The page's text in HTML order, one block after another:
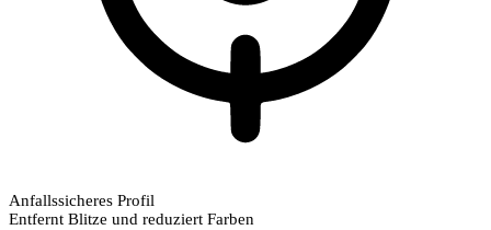
Anfallssicheres Profil
Entfernt Blitze und reduziert Farben